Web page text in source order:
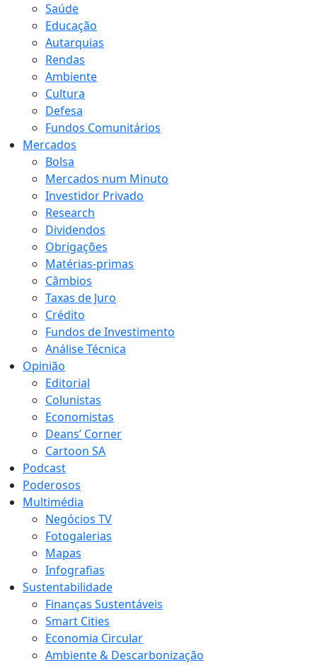
Saúde
Educação
Autarquias
Rendas
Ambiente
Cultura
Defesa
Fundos Comunitários
Mercados
Bolsa
Mercados num Minuto
Investidor Privado
Research
Dividendos
Obrigações
Matérias-primas
Câmbios
Taxas de Juro
Crédito
Fundos de Investimento
Análise Técnica
Opinião
Editorial
Colunistas
Economistas
Deans’ Corner
Cartoon SA
Podcast
Poderosos
Multimédia
Negócios TV
Fotogalerias
Mapas
Infografias
Sustentabilidade
Finanças Sustentáveis
Smart Cities
Economia Circular
Ambiente & Descarbonização